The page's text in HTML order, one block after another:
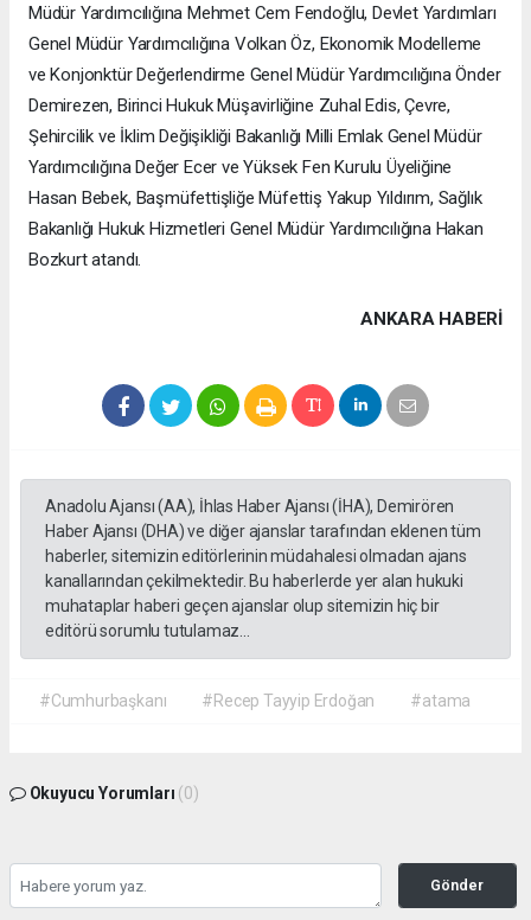
Müdür Yardımcılığına Mehmet Cem Fendoğlu, Devlet Yardımları
Genel Müdür Yardımcılığına Volkan Öz, Ekonomik Modelleme
ve Konjonktür Değerlendirme Genel Müdür Yardımcılığına Önder
Demirezen, Birinci Hukuk Müşavirliğine Zuhal Edis, Çevre,
Şehircilik ve İklim Değişikliği Bakanlığı Milli Emlak Genel Müdür
Yardımcılığına Değer Ecer ve Yüksek Fen Kurulu Üyeliğine
Hasan Bebek, Başmüfettişliğe Müfettiş Yakup Yıldırım, Sağlık
Bakanlığı Hukuk Hizmetleri Genel Müdür Yardımcılığına Hakan
Bozkurt atandı.
ANKARA HABERİ
Anadolu Ajansı (AA), İhlas Haber Ajansı (İHA), Demirören
Haber Ajansı (DHA) ve diğer ajanslar tarafından eklenen tüm
haberler, sitemizin editörlerinin müdahalesi olmadan ajans
kanallarından çekilmektedir. Bu haberlerde yer alan hukuki
muhataplar haberi geçen ajanslar olup sitemizin hiç bir
editörü sorumlu tutulamaz...
#Cumhurbaşkanı #Recep Tayyip Erdoğan #atama
Okuyucu Yorumları (0)
Gönder